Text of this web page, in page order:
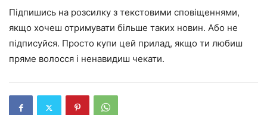
Підпишись на розсилку з текстовими сповіщеннями,
якщо хочеш отримувати більше таких новин. Або не
підписуйся. Просто купи цей прилад, якщо ти любиш
пряме волосся і ненавидиш чекати.